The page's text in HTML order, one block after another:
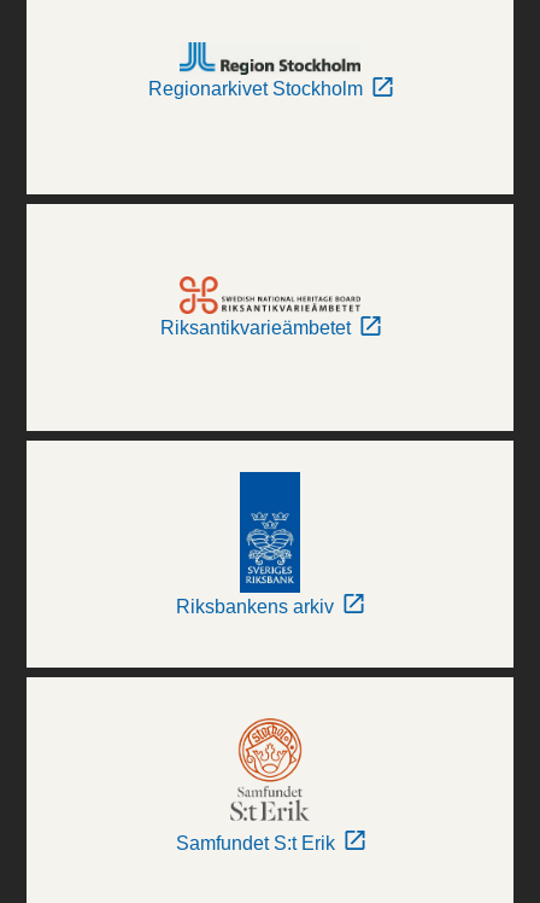
Regionarkivet Stockholm
Riksantikvarieämbetet
Riksbankens arkiv
Samfundet S:t Erik